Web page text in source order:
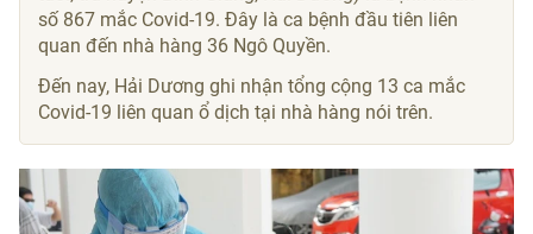
số 867 mắc Covid-19. Đây là ca bệnh đầu tiên liên
quan đến nhà hàng 36 Ngô Quyền.
Đến nay, Hải Dương ghi nhận tổng cộng 13 ca mắc
Covid-19 liên quan ổ dịch tại nhà hàng nói trên.